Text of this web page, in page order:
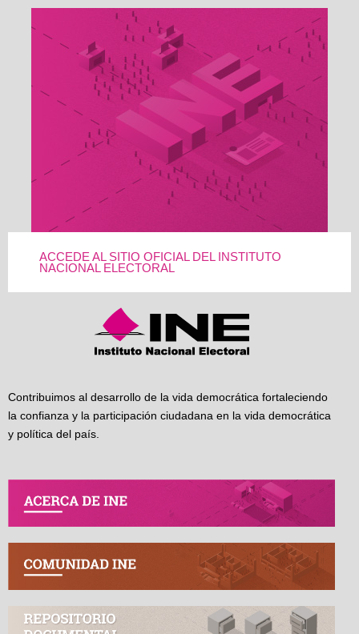
ACCEDE AL SITIO OFICIAL DEL INSTITUTO
NACIONAL ELECTORAL
Contribuimos al desarrollo de la vida democrática fortaleciendo
la confianza y la participación ciudadana en la vida democrática
y política del país.